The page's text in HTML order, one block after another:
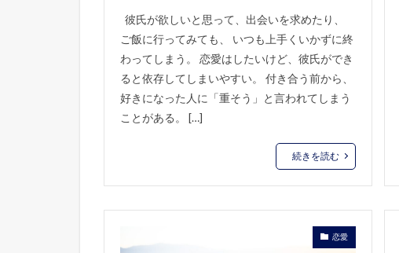
彼氏が欲しいと思って、出会いを求めたり、
ご飯に行ってみても、 いつも上手くいかずに終
わってしまう。 恋愛はしたいけど、彼氏ができ
ると依存してしまいやすい。 付き合う前から、
好きになった人に「重そう」と言われてしまう
ことがある。 […]
続きを読む
恋愛